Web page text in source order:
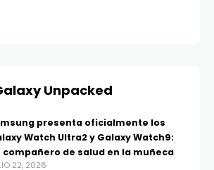
Unpacked
presenta oficialmente los
Watch Ultra2 y Galaxy Watch9:
compañero de salud en la muñeca
22, 2026